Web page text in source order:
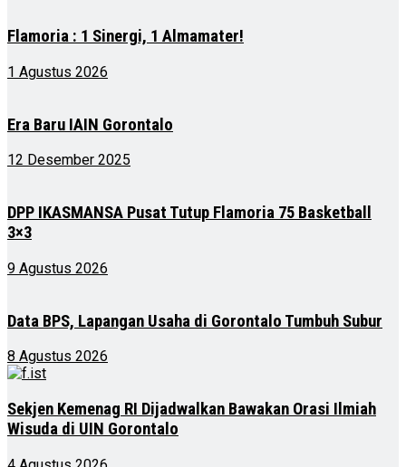
Flamoria : 1 Sinergi, 1 Almamater!
1 Agustus 2026
Era Baru IAIN Gorontalo
12 Desember 2025
DPP IKASMANSA Pusat Tutup Flamoria 75 Basketball
3×3
9 Agustus 2026
Data BPS, Lapangan Usaha di Gorontalo Tumbuh Subur
8 Agustus 2026
Sekjen Kemenag RI Dijadwalkan Bawakan Orasi Ilmiah
Wisuda di UIN Gorontalo